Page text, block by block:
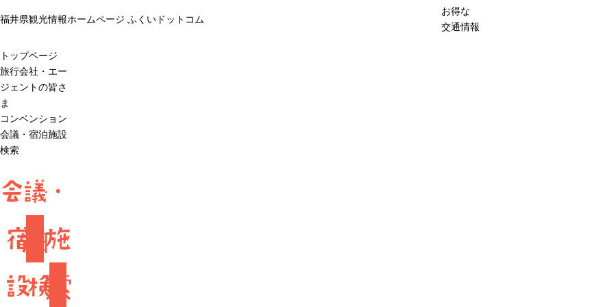
福井県観光情報ホームページ ふくいドットコム
お得な
交通情報
トップページ
旅行会社・エー
ジェントの皆さ
ま
コンベンション
会議・宿泊施設
検索
議・
宿泊 施
設検索